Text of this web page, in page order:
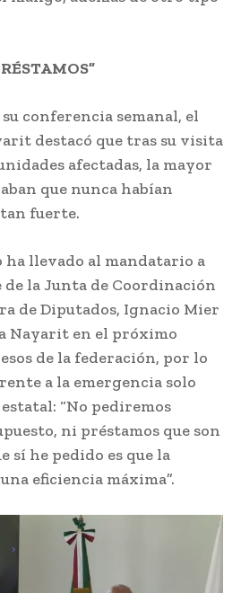
conferencia semanal, el
destacó que tras su visita
afectadas, la mayor
que nunca habían
fuerte.
llevado al mandatario a
la Junta de Coordinación
de Diputados, Ignacio Mier
Nayarit en el próximo
de la federación, por lo
a la emergencia solo
“No pediremos
ni préstamos que son
sí he pedido es que la
eficiencia máxima”.